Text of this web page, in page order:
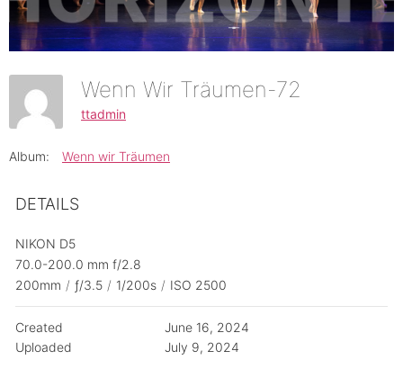
Wenn Wir Träumen-72
ttadmin
Album: Wenn wir Träumen
DETAILS
NIKON D5
70.0-200.0 mm f/2.8
200mm / ƒ/3.5 / 1/200s / ISO 2500
Created
June 16, 2024
Uploaded
July 9, 2024